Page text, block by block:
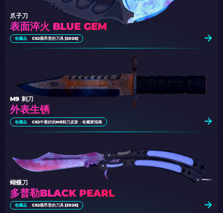
表面淬火 BLUE GEM
爪子刀
收藏品 CS2最昂贵的刀具 [2026]
外表生锈
M9 刺刀
收藏品 CS2中最好的M9刺刀皮肤：收藏家指南
多普勒BLACK PEARL
蝴蝶刀
收藏品 CS2最昂贵的刀具 [2026]